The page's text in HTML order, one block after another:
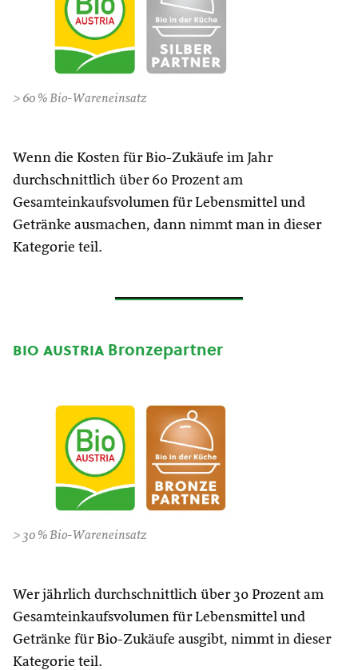
> 60 % Bio-Wareneinsatz
Wenn die Kosten für Bio-Zukäufe im Jahr
durchschnittlich über 60 Prozent am
Gesamteinkaufsvolumen für Lebensmittel und
Getränke ausmachen, dann nimmt man in dieser
Kategorie teil.
bio austria Bronzepartner
> 30 % Bio-Wareneinsatz
Wer jährlich durchschnittlich über 30 Prozent am
Gesamteinkaufsvolumen für Lebensmittel und
Getränke für Bio-Zukäufe ausgibt, nimmt in dieser
Kategorie teil.